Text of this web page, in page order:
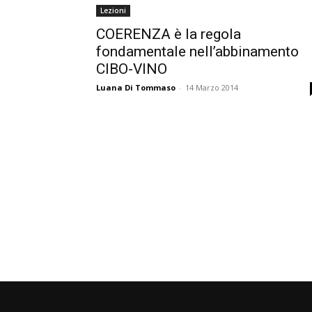
Lezioni
COERENZA è la regola
fondamentale nell’abbinamento
CIBO-VINO
Luana Di Tommaso - 14 Marzo 2014